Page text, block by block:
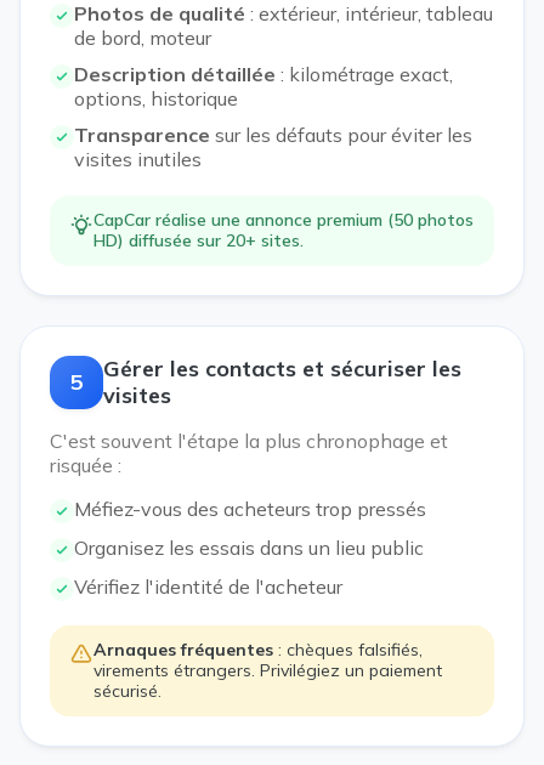
Photos de qualité : extérieur, intérieur, tableau
de bord, moteur
Description détaillée : kilométrage exact,
options, historique
Transparence sur les défauts pour éviter les
visites inutiles
CapCar réalise une annonce premium (50 photos
HD) diffusée sur 20+ sites.
5
Gérer les contacts et sécuriser les
visites
C'est souvent l'étape la plus chronophage et
risquée :
Méfiez-vous des acheteurs trop pressés
Organisez les essais dans un lieu public
Vérifiez l'identité de l'acheteur
Arnaques fréquentes : chèques falsifiés,
virements étrangers. Privilégiez un paiement
sécurisé.